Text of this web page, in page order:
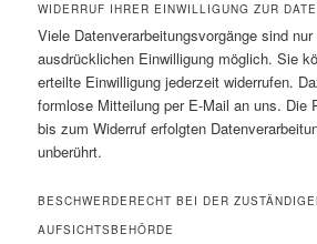
WIDERRUF IHRER EINWILLIGUNG ZUR
Viele Datenverarbeitungsvorgänge sind
ausdrücklichen Einwilligung möglich. Sie
erteilte Einwilligung jederzeit widerrufen.
formlose Mitteilung per E-Mail an uns. Die
bis zum Widerruf erfolgten
unberührt.
BESCHWERDERECHT BEI DER
AUFSICHTSBEHÖRDE